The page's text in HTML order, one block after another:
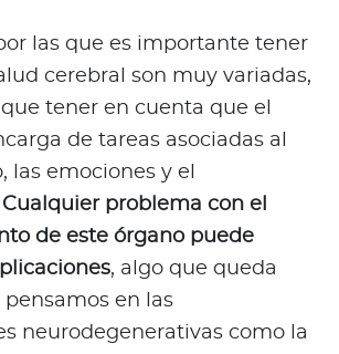
las que es importante tener
cerebral son muy variadas,
tener en cuenta que el
de tareas asociadas al
las emociones y el
Cualquier problema con el
de este órgano puede
, algo que queda
en las
neurodegenerativas como la